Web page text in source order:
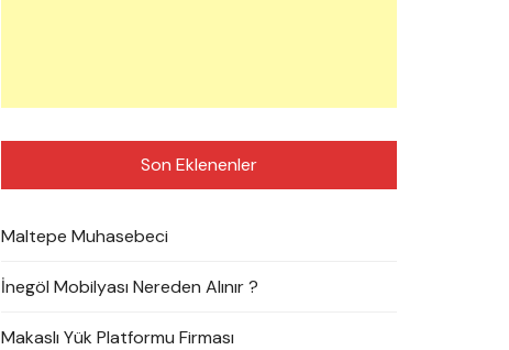
Son Eklenenler
Maltepe Muhasebeci
İnegöl Mobilyası Nereden Alınır ?
Makaslı Yük Platformu Firması